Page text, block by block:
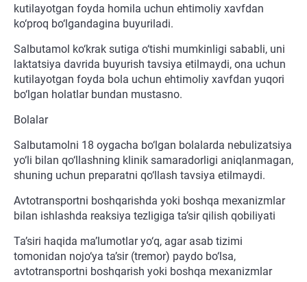
kutilayotgan foyda homila uchun ehtimoliy xavfdan
ko‘proq bo‘lgandagina buyuriladi.
Salbutamol ko‘krak sutiga o‘tishi mumkinligi sababli, uni
laktatsiya davrida buyurish tavsiya etilmaydi, ona uchun
kutilayotgan foyda bola uchun ehtimoliy xavfdan yuqori
bo‘lgan holatlar bundan mustasno.
Bolalar
Salbutamolni 18 oygacha bo‘lgan bolalarda nebulizatsiya
yo‘li bilan qo‘llashning klinik samaradorligi aniqlanmagan,
shuning uchun preparatni qo‘llash tavsiya etilmaydi.
Avtotransportni boshqarishda yoki boshqa mexanizmlar
bilan ishlashda reaksiya tezligiga ta’sir qilish qobiliyati
Ta’siri haqida ma’lumotlar yo‘q, agar asab tizimi
tomonidan nojo‘ya ta’sir (tremor) paydo bo‘lsa,
avtotransportni boshqarish yoki boshqa mexanizmlar